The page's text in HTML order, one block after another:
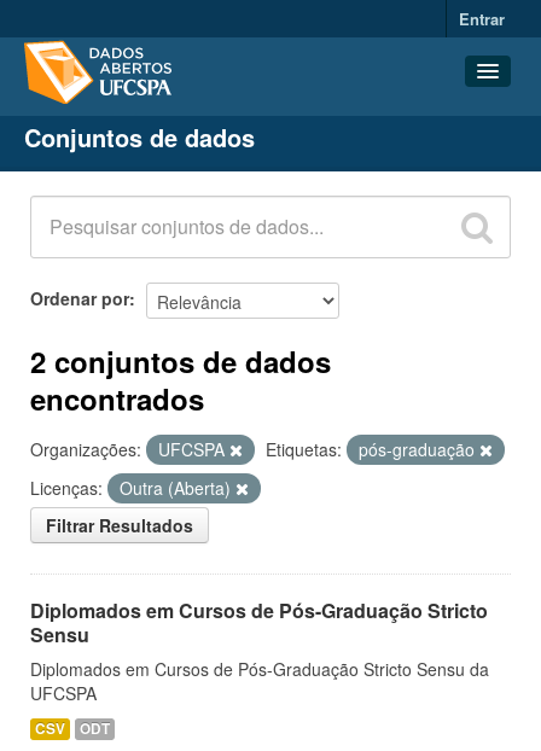
Entrar
Conjuntos de dados
Organizações
Grupos
Sobre
Conjuntos de dados
Ordenar por
2 conjuntos de dados
encontrados
Organizações: UFCSPA Etiquetas:
pós-graduação
Licenças:
Outra (Aberta)
Filtrar Resultados
Diplomados em Cursos de Pós-Graduação Stricto
Sensu
Diplomados em Cursos de Pós-Graduação Stricto Sensu da
UFCSPA
CSV ODT